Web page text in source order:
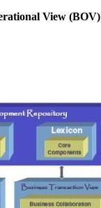
View (BOV)